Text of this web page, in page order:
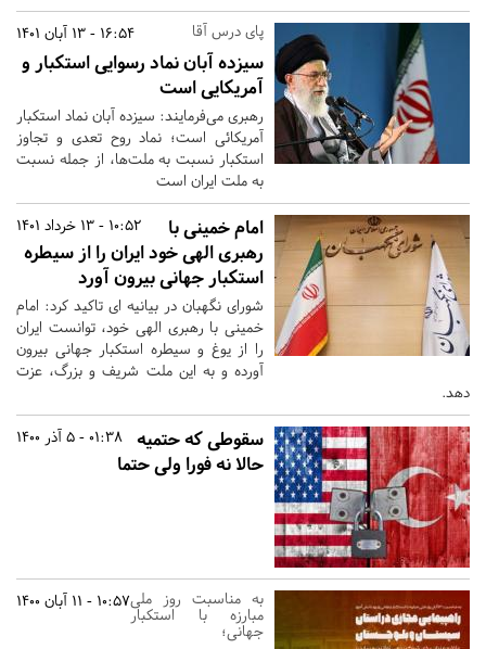
16:54 - 13 آبان 1401 پای درس آقا
سیزده آبان نماد رسوایی استکبار و
آمریکایی است
رهبری می‌فرمایند: سیزده آبان نماد استکبار
آمریکائی است؛ نماد روح تعدی و تجاوز
استکبار نسبت به ملت‌ها، از جمله نسبت
به ملت ایران است
10:52 - 13 خرداد 1401
امام خمینی با
رهبری الهی خود ایران را از سیطره
استکبار جهانی بیرون آورد
شورای نگهبان در بیانیه ای تاکید کرد: امام
خمینی با رهبری الهی خود، توانست ایران
را از یوغ و سیطره استکبار جهانی بیرون
آورده و به این ملت شریف و بزرگ، عزت
دهد.
01:38 - 5 آذر 1400
سقوطی که حتمیه
حالا نه فورا ولی حتما
10:57 - 11 آبان 1400به مناسبت روز ملی
مبارزه با استکبار
جهانی؛